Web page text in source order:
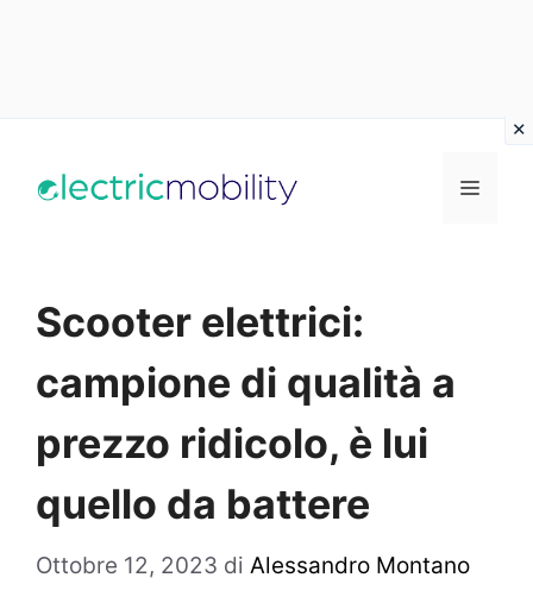
Menu
Scooter elettrici:
campione di qualità a
prezzo ridicolo, è lui
quello da battere
Ottobre 12, 2023 di Alessandro Montano